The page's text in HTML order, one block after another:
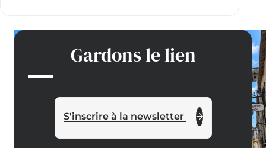
Gardons le lien
S'inscrire à la newsletter